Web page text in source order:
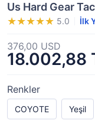
Us Hard Gear
5.0 İlk
18.002,88
376,00 USD
Renkler
COYOTE Yeşil